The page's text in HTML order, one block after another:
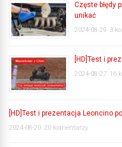
Częste błędy
unikać
2024-08-29 3
[HD]Test i
2024-08-27 16
[HD]Test i prezentacja Leoncino
2024-08-20 20 komentarzy